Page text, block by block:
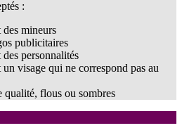
:
des mineurs
publicitaires
des personnalités
un visage qui ne correspond pas au
qualité, flous ou sombres